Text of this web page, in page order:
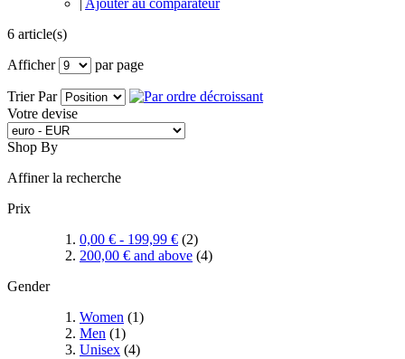
| Ajouter au comparateur
6 article(s)
Afficher
par page
Trier Par
Votre devise
Shop By
Affiner la recherche
Prix
0,00 € - 199,99 € (2)
200,00 € and above (4)
Gender
Women (1)
Men (1)
Unisex (4)